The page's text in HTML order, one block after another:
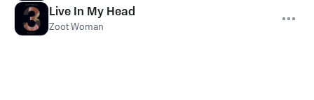
Live In My Head
Zoot Woman